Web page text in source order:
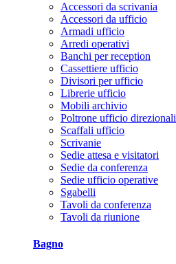
Accessori da scrivania
Accessori da ufficio
Armadi ufficio
Arredi operativi
Banchi per reception
Cassettiere ufficio
Divisori per ufficio
Librerie ufficio
Mobili archivio
Poltrone ufficio direzionali
Scaffali ufficio
Scrivanie
Sedie attesa e visitatori
Sedie da conferenza
Sedie ufficio operative
Sgabelli
Tavoli da conferenza
Tavoli da riunione
Bagno